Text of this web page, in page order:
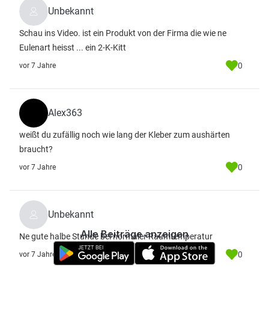
Unbekannt
Schau ins Video. ist ein Produkt von der Firma die wie ne
Eulenart heisst ... ein 2-K-Kitt
vor 7 Jahre 0
Alex363
weißt du zufällig noch wie lang der Kleber zum aushärten
braucht?
vor 7 Jahre 0
Unbekannt
Ne gute halbe Stunde bei normaler Raumtemperatur
vor 7 Jahre 0
Alle Beiträge anzeigen